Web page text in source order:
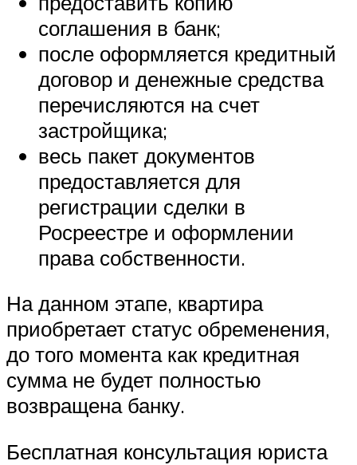
соглашения в банк;
после оформляется кредитный
договор и денежные средства
перечисляются на счет
застройщика;
весь пакет документов
предоставляется для
регистрации сделки в
Росреестре и оформлении
права собственности.
На данном этапе, квартира
приобретает статус обременения,
до того момента как кредитная
сумма не будет полностью
возвращена банку.
Бесплатная консультация юриста